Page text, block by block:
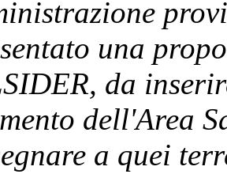
una
da
dell'Area
a quei